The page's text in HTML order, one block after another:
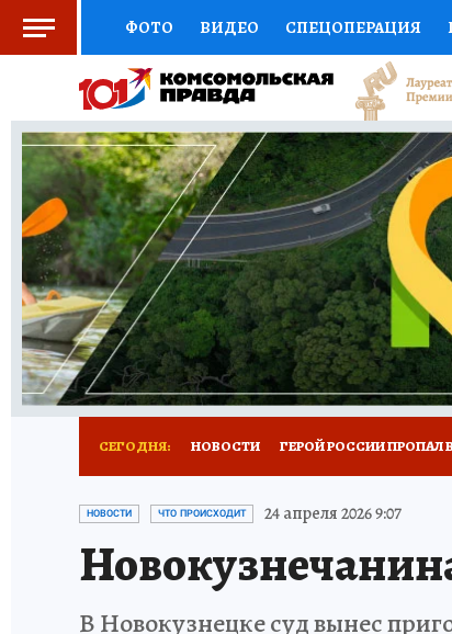
ФОТО ВИДЕО СПЕЦОПЕРАЦИЯ
СОЦПОДДЕРЖКА НАУКА СПОРТ
ВЫБОР ЭКСПЕРТОВ ДОКТОР
КНИЖНАЯ ПОЛКА ПРОГНОЗЫ НА
ПРЕСС-ЦЕНТР НЕДВИЖИМОСТЬ
РЕКЛАМА ТЕСТЫ НОВОЕ НА САЙТЕ
СЕГОДНЯ: НОВОСТИ ГЕРОЙ РОССИИ ПРОПАЛ
ЗАПОВЕДНАЯ РОССИЯ
НОВОСТИ ЧТО ПРОИСХОДИТ 24 апреля 2026 9:07
В Новокузнецке суд вынес